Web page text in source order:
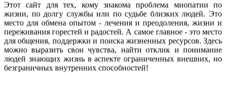
Этот сайт для тех, кому знакома проблема миопатии по
жизни, по долгу службы или по судьбе близких людей. Это
место для обмена опытом - лечения и преодоления, жизни и
переживания горестей и радостей. А самое главное - это место
для общения, поддержки и поиска жизненных ресурсов. Здесь
можно выразить свои чувства, найти отклик и понимание
людей знающих жизнь в аспекте ограниченных внешних, но
безграничных внутренних способностей!